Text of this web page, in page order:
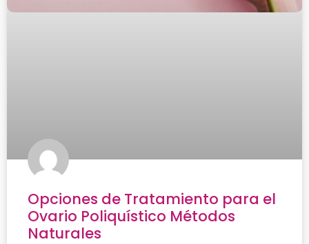
Opciones de Tratamiento para el
Ovario Poliquístico Métodos
Naturales